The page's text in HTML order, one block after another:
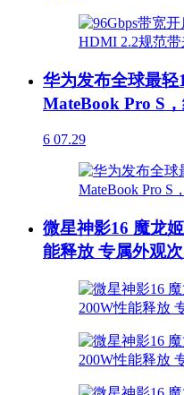
华为发布全球最
MateBook Pro S
6 07.29
微星神影16 魔龙
能释放 专属外观